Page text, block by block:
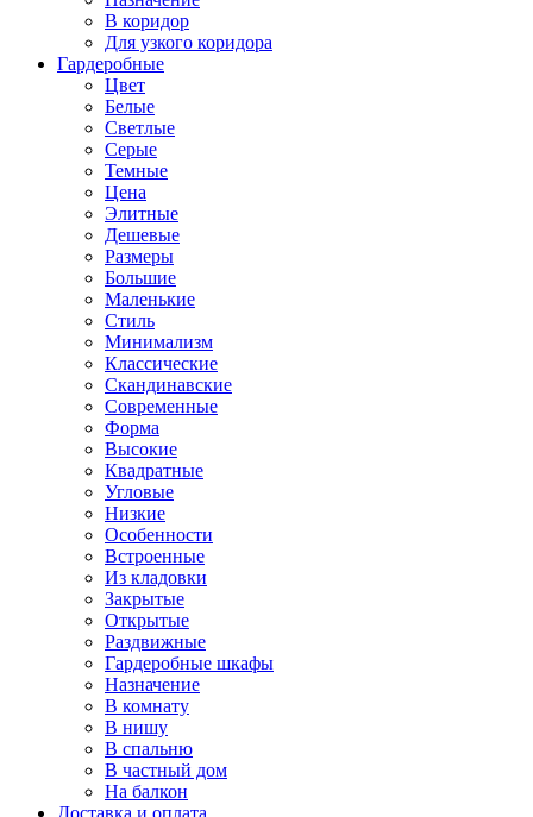
В коридор
Для узкого коридора
Гардеробные
Цвет
Белые
Светлые
Серые
Темные
Цена
Элитные
Дешевые
Размеры
Большие
Маленькие
Стиль
Минимализм
Классические
Скандинавские
Современные
Форма
Высокие
Квадратные
Угловые
Низкие
Особенности
Встроенные
Из кладовки
Закрытые
Открытые
Раздвижные
Гардеробные шкафы
Назначение
В комнату
В нишу
В спальню
В частный дом
На балкон
Доставка и оплата